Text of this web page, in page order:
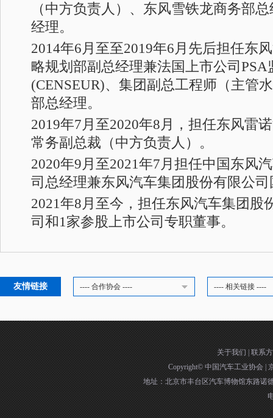
（中方负责人）、东风雪铁龙商务部
经理。
2014年6月至至2019年6月先后担任东
略规划部副总经理兼法国上市公司PSA
(CENSEUR)、集团副总工程师（主管
部总经理。
2019年7月至2020年8月，担任东风雷
常务副总裁（中方负责人）。
2020年9月至2021年7月担任中国东风
司总经理兼东风汽车集团股份有限公
2021年8月至今，担任东风汽车集团股
司和1家参股上市公司专职董事。
友情链接 ---- 合作协会 ---- ---- 相关链接 ----
关于我们
联系
Copyright© 中国汽车工业协会
地址：北京市丰台区汽车博物馆东路诺